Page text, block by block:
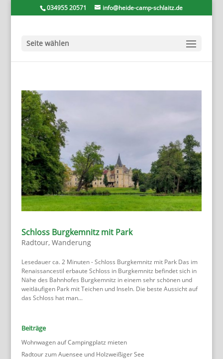
034955 20571 info@heide-camp-schlaitz.de
Seite wählen
Schloss Burgkemnitz mit Park
Radtour, Wanderung
Lesedauer ca. 2 Minuten - Schloss Burgkemnitz mit Park Das im
Renaissancestil erbaute Schloss in Burgkemnitz befindet sich in
Nähe des Bahnhofes Burgkemnitz in einem sehr schönen und
weitläufigen Park mit Teichen und Inseln. Die beste Aussicht auf
das Schloss hat man...
Beiträge
Wohnwagen auf Campingplatz mieten
Radtour zum Auensee und Holzweißiger See